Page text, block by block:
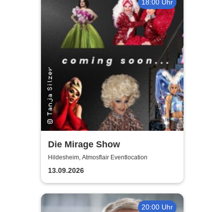
18:00 Uhr
Die Mirage Show
Hildesheim, Atmosflair Eventlocation
13.09.2026
20:00 Uhr